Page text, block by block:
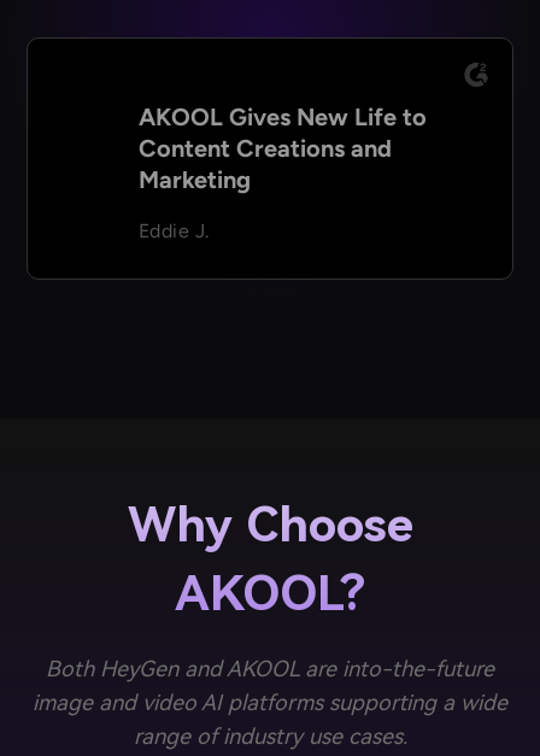
AKOOL Gives New Life to
Content Creations and
Marketing
Eddie J.
Why Choose
AKOOL?
Both HeyGen and AKOOL are into-the-future
image and video AI platforms supporting a wide
range of industry use cases.